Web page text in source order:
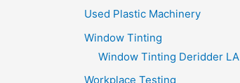
Used Plastic Machinery
Window Tinting
Window Tinting Deridder LA
Workplace Testing